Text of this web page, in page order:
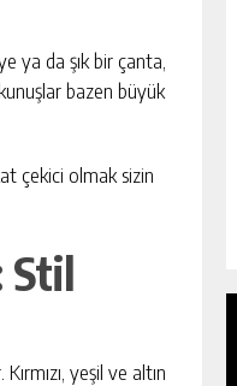
ya da şık bir çanta,
bazen büyük
çekici olmak sizin
Stil
yeşil ve altın